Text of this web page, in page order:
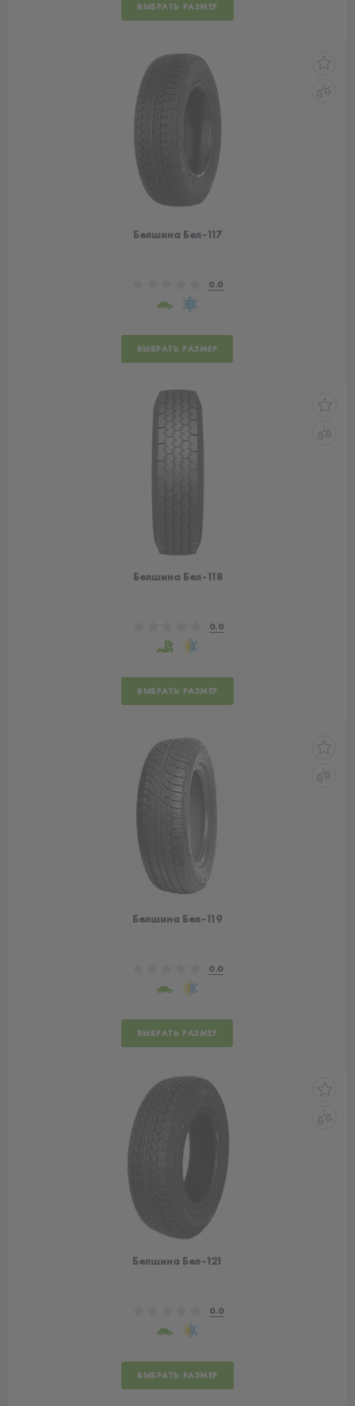
ВЫБРАТЬ РАЗМЕР
Белшина Бел-117
0.0
ВЫБРАТЬ РАЗМЕР
Белшина Бел-118
0.0
ВЫБРАТЬ РАЗМЕР
Белшина Бел-119
0.0
ВЫБРАТЬ РАЗМЕР
Белшина Бел-121
0.0
ВЫБРАТЬ РАЗМЕР